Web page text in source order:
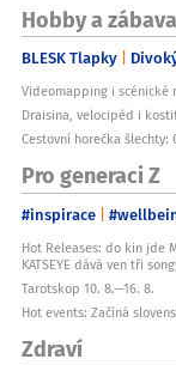
Hobby a zábava
BLESK Tlapky
Videomapping i scénické
Draisina, velocipéd i
Cestovní horečka šlechty:
Pro generaci Z
#inspirace
Hot Releases: do kin jde
KATSEYE dává ven tři
Tarotskop 10. 8.—16. 8.
Hot events: Začíná
Zdraví